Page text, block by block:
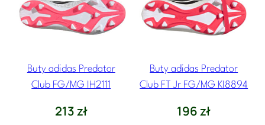
Buty adidas Predator
Club FG/MG IH2111
213zł
Buty adidas Predator
Club FT Jr FG/MG KI8894
196zł